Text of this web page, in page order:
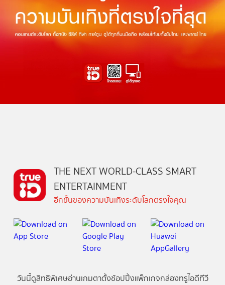
THE NEXT WORLD-CLASS SMART
ENTERTAINMENT
อีกขั้นของความบันเทิงระดับโลกตรงใจคุณ
วันนี้ดูสิทธิพิเศษอ่านเกมตาตั้งช้อปปิ้งแพ็กเกจกล่องทรูไอดีทีวี